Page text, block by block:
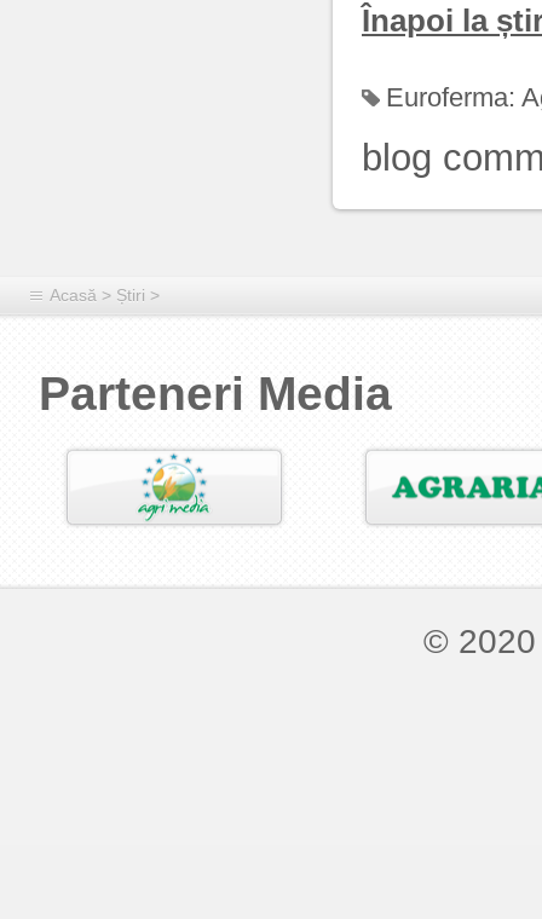
Înapoi la
Euroferma:
blog
Acasă > Știri >
Parteneri Media
©